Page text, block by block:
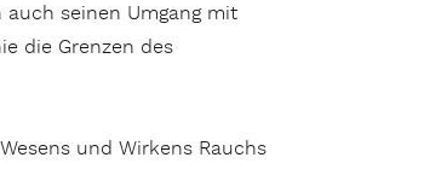
seinen Umgang mit
die Grenzen des
und Wirkens Rauchs